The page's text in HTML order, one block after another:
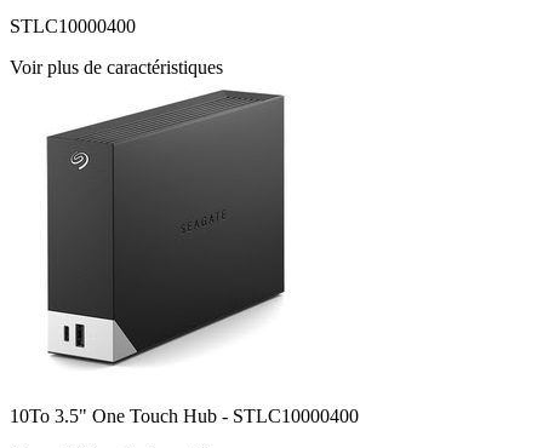
STLC10000400
Voir plus de caractéristiques
10To 3.5" One Touch Hub - STLC10000400